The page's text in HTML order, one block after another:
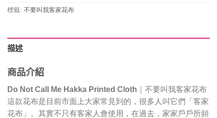
標籤: 不要叫我客家花布
描述
商品介紹
Do Not Call Me Hakka Printed Cloth
不要叫我客家花布
這款花布是目前市面上大家常見到的，很多人叫它們「客家
花布」。其實不只有客家人會使用，在過去，家家戶戶所頻